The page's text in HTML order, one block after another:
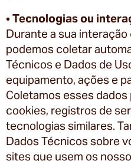
•Tecnologias ou
Durante a sua
podemos coletar
Técnicos e Dados de
equipamento, ações e
Coletamos esses
cookies, registros de
tecnologias similares.
Dados Técnicos sobre
sites que usem os